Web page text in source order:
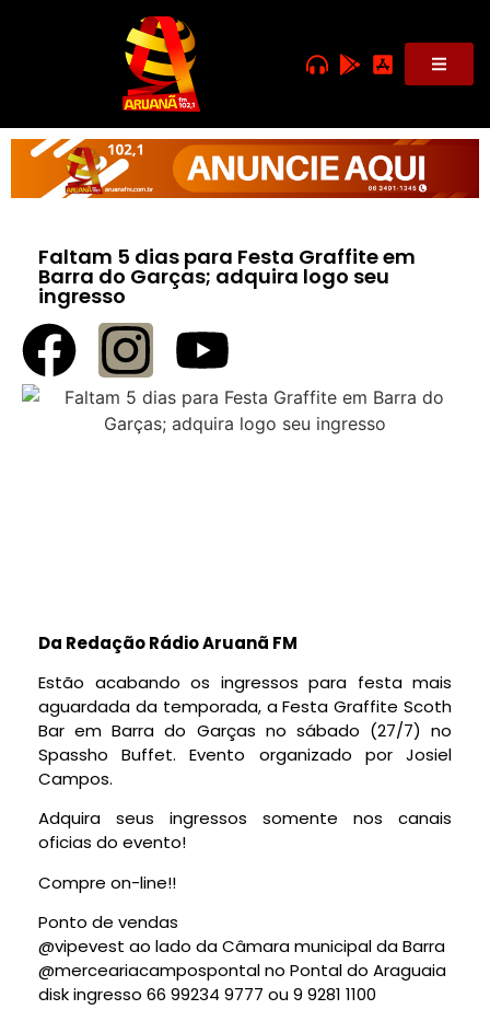
Faltam 5 dias para Festa Graffite em
Barra do Garças; adquira logo seu
ingresso
Da Redação Rádio Aruanã FM
Estão acabando os ingressos para festa mais
aguardada da temporada, a Festa Graffite Scoth
Bar em Barra do Garças no sábado (27/7) no
Spassho Buffet. Evento organizado por Josiel
Campos.
Adquira seus ingressos somente nos canais
oficias do evento!
Compre on-line!!
Ponto de vendas
@vipevest ao lado da Câmara municipal da Barra
@merceariacampospontal no Pontal do Araguaia
disk ingresso 66 99234 9777 ou 9 9281 1100